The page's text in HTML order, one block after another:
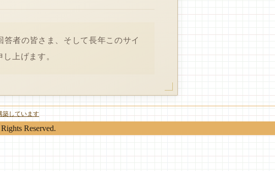
者の皆さま、そして長年このサイ
上げます。
築しています
Reserved.